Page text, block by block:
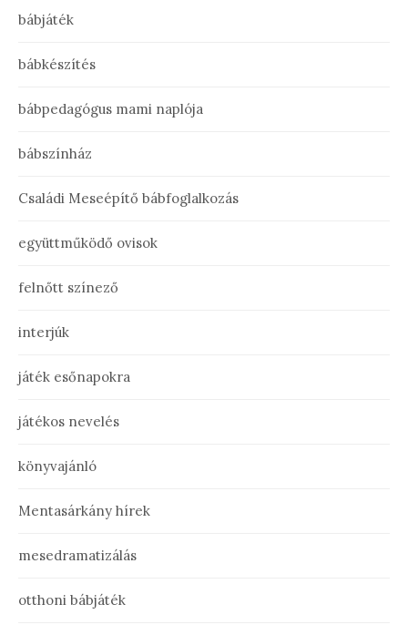
bábjáték
bábkészítés
bábpedagógus mami naplója
bábszínház
Családi Meseépítő bábfoglalkozás
együttműködő ovisok
felnőtt színező
interjúk
játék esőnapokra
játékos nevelés
könyvajánló
Mentasárkány hírek
mesedramatizálás
otthoni bábjáték